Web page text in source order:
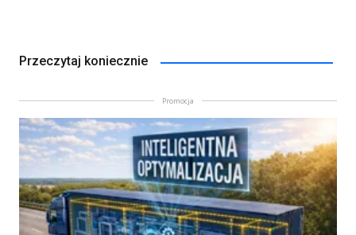
Przeczytaj koniecznie
Promocja